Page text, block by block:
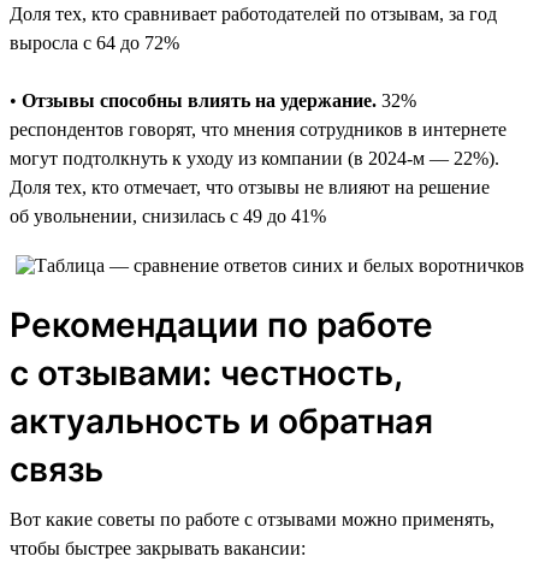
Доля тех, кто сравнивает работодателей по отзывам, за год
выросла с 64 до 72%
• Отзывы способны влиять на удержание. 32%
респондентов говорят, что мнения сотрудников в интернете
могут подтолкнуть к уходу из компании (в 2024-м — 22%).
Доля тех, кто отмечает, что отзывы не влияют на решение
об увольнении, снизилась с 49 до 41%
Рекомендации по работе
с отзывами: честность,
актуальность и обратная
связь
Вот какие советы по работе с отзывами можно применять,
чтобы быстрее закрывать вакансии: